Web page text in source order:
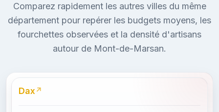
Comparez rapidement les autres villes du même
département pour repérer les budgets moyens, les
fourchettes observées et la densité d'artisans
autour de Mont-de-Marsan.
Dax